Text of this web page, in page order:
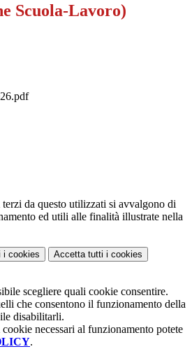
Scuola-Lavoro)
da questo utilizzati si avvalgono di
ed utili alle finalità illustrate nella
i cookies Accetta tutti i cookies
scegliere quali cookie consentire.
che consentono il funzionamento della
disabilitarli.
necessari al funzionamento potete
.